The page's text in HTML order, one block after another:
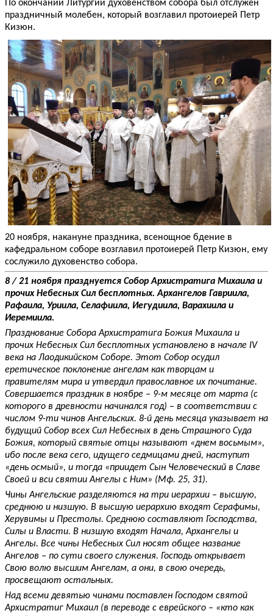
По окончании Литургии духовенством собора был отслужен
праздничный молебен, который возглавил протоиерей Петр
Кизюн.
20 ноября, накануне праздника, всенощное бдение в
кафедральном соборе возглавил протоиерей Петр Кизюн, ему
сослужило духовенство собора.
8 / 21 ноября празднуется Собор Архистратига Михаила и
прочих Небесных Сил бесплотных. Архангелов Гавриила,
Рафаила, Уриила, Селафиила, Иегудиила, Варахиила и
Иеремиила.
Празднование Собора Архистратига Божия Михаила и
прочих Небесных Сил бесплотных установлено в начале IV
века на Лаодикийском Соборе. Этот Собор осудил
еретическое поклонение ангелам как творцам и
правителям мира и утвердил православное их почитание.
Совершается праздник в ноябре – 9-м месяце от марта (с
которого в древности начинался год) – в соответствии с
числом 9-ти чинов Ангельских. 8-й день месяца указывает на
будущий Собор всех Сил Небесных в день Страшного Суда
Божия, который святые отцы называют «днем восьмым»,
ибо после века сего, идущего седмицами дней, наступит
«день осмый», и тогда «приидет Сын Человеческий в Славе
Своей и вси святии Ангелы с Ним» (Мф. 25, 31).
Чины Ангельские разделяются на три иерархии – высшую,
среднюю и низшую. В высшую иерархию входят Серафимы,
Херувимы и Престолы. Среднюю составляют Господства,
Силы и Власти. В низшую входят Начала, Архангелы и
Ангелы. Все чины Небесных Сил носят общее название
Ангелов – по сути своего служения. Господь открывает
Свою волю высшим Ангелам, а они, в свою очередь,
просвещают остальных.
Над всеми девятью чинами поставлен Господом святой
Архистратиг Михаил (в переводе с еврейского – «кто как